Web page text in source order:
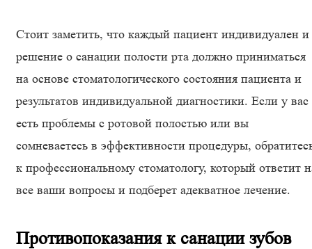
Стоит заметить, что каждый пациент индивидуален и
решение о санации полости рта должно приниматься
на основе стоматологического состояния пациента и
результатов индивидуальной диагностики. Если у вас
есть проблемы с ротовой полостью или вы
сомневаетесь в эффективности процедуры,
к профессиональному стоматологу, который ответит
все ваши вопросы и подберет адекватное лечение.
Противопоказания к санации зубов